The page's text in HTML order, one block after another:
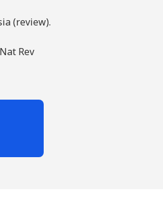
(review).
Rev